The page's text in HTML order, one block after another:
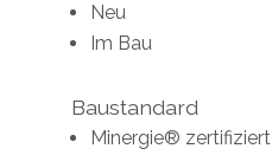
Neu
Im Bau
Baustandard
Minergie® zertifiziert